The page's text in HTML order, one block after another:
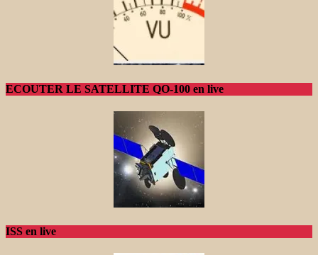
ECOUTER LE SATELLITE QO-100 en live
ISS en live